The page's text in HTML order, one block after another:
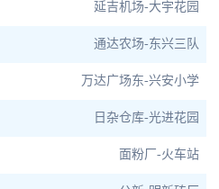
延吉机场-大宇花园
通达农场-东兴三队
万达广场东-兴安小学
日杂仓库-光进花园
面粉厂-火车站